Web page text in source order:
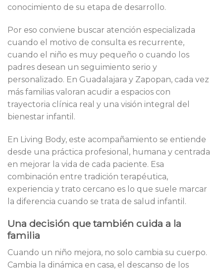
conocimiento de su etapa de desarrollo.
Por eso conviene buscar atención especializada
cuando el motivo de consulta es recurrente,
cuando el niño es muy pequeño o cuando los
padres desean un seguimiento serio y
personalizado. En Guadalajara y Zapopan, cada vez
más familias valoran acudir a espacios con
trayectoria clínica real y una visión integral del
bienestar infantil.
En Living Body, este acompañamiento se entiende
desde una práctica profesional, humana y centrada
en mejorar la vida de cada paciente. Esa
combinación entre tradición terapéutica,
experiencia y trato cercano es lo que suele marcar
la diferencia cuando se trata de salud infantil.
Una decisión que también cuida a la
familia
Cuando un niño mejora, no solo cambia su cuerpo.
Cambia la dinámica en casa, el descanso de los